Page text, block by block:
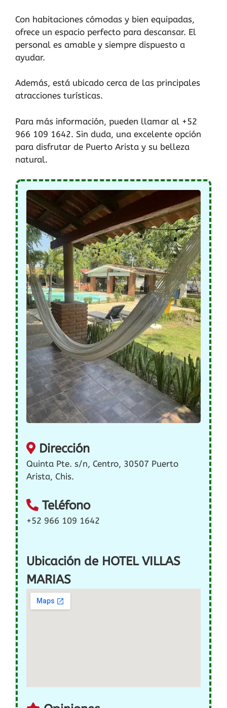
Con habitaciones cómodas y bien equipadas,
ofrece un espacio perfecto para descansar. El
personal es amable y siempre dispuesto a
ayudar.
Además, está ubicado cerca de las principales
atracciones turísticas.
Para más información, pueden llamar al +52
966 109 1642. Sin duda, una excelente opción
para disfrutar de Puerto Arista y su belleza
natural.
Dirección
Quinta Pte. s/n, Centro, 30507 Puerto
Arista, Chis.
Teléfono
+52 966 109 1642
Ubicación de HOTEL VILLAS
MARIAS